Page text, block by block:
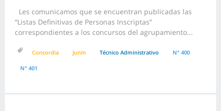
Les comunicamos que se encuentran publicadas las
“Listas Definitivas de Personas Inscriptas”
correspondientes a los concursos del agrupamiento...
Concordia Junín Técnico Administrativo N° 400
N° 401